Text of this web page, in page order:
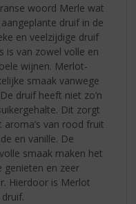
woord Merle wat
druif in de
en veelzijdige druif
is van zowel volle en
wijnen. Merlot-
smaak vanwege
druif heeft niet zo’n
Dit zorgt
van rood fruit
en vanille. De
smaak maken het
genieten en zeer
Hierdoor is Merlot